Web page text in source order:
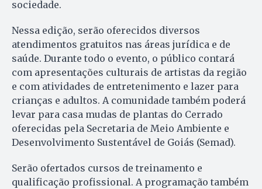
sociedade.
Nessa edição, serão oferecidos diversos
atendimentos gratuitos nas áreas jurídica e de
saúde. Durante todo o evento, o público contará
com apresentações culturais de artistas da região
e com atividades de entretenimento e lazer para
crianças e adultos. A comunidade também poderá
levar para casa mudas de plantas do Cerrado
oferecidas pela Secretaria de Meio Ambiente e
Desenvolvimento Sustentável de Goiás (Semad).
Serão ofertados cursos de treinamento e
qualificação profissional. A programação também